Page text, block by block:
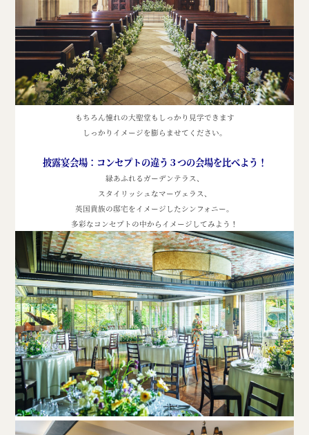
もちろん憧れの大聖堂もしっかり見学できます
しっかりイメージを膨らませてください。
披露宴会場：コンセプトの違う３つの会場を比べよう！
緑あふれるガーデンテラス、
スタイリッシュなマーヴェラス、
英国貴族の邸宅をイメージしたシンフォニー。
多彩なコンセプトの中からイメージしてみよう！